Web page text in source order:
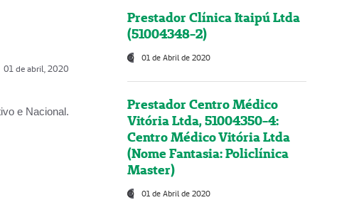
01 de abril, 2020
e Nacional.
Prestador Clínica Itaipú Ltda
(51004348-2)
01 de Abril de 2020
Prestador Centro Médico
Vitória Ltda, 51004350-4:
Centro Médico Vitória Ltda
(Nome Fantasia: Policlínica
Master)
01 de Abril de 2020